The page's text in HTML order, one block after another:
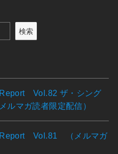
検索
Vol.82 ザ・シング
ルマガ読者限定配信）
Report Vol.81 （メルマガ